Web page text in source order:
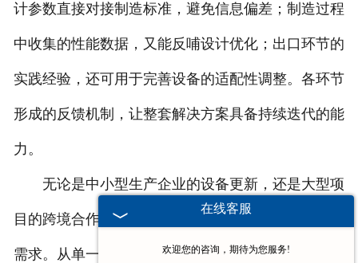
计参数直接对接制造标准，避免信息偏差；制造过程
中收集的性能数据，又能反哺设计优化；出口环节的
实践经验，还可用于完善设备的适配性调整。各环节
形成的反馈机制，让整套解决方案具备持续迭代的能
力。
无论是中小型生产企业的设备更新，还是大型项
目的跨境合作，该方案都能通过模块化组合满足不同
需求。从单一设备到完整生产线配置，从本地交付到
在线客服
欢迎您的咨询，期待为您服务!